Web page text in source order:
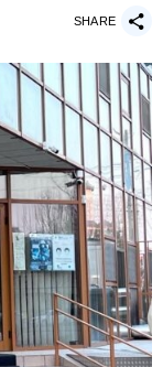
SHARE